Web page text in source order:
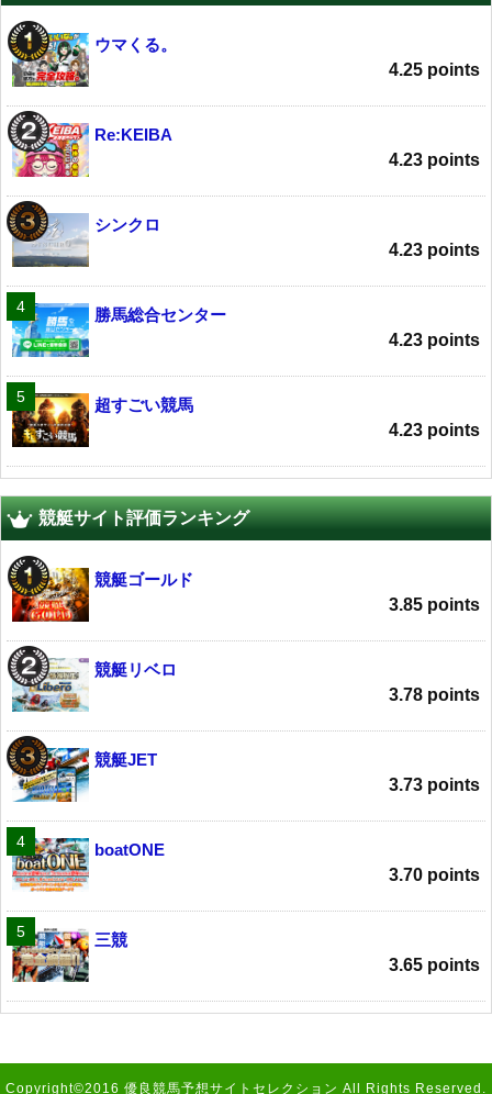
ウマくる。
4.25 points
Re:KEIBA
4.23 points
シンクロ
4.23 points
勝馬総合センター
4.23 points
超すごい競馬
4.23 points
競艇サイト評価ランキング
競艇ゴールド
3.85 points
競艇リベロ
3.78 points
競艇JET
3.73 points
boatONE
3.70 points
三競
3.65 points
Copyright©2016 優良競馬予想サイトセレクション All Rights Reserved.